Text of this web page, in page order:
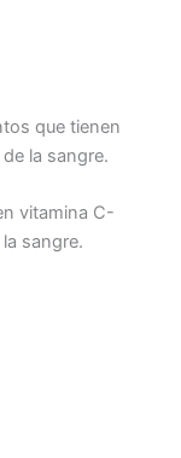
que tienen
la sangre.
vitamina C-
sangre.